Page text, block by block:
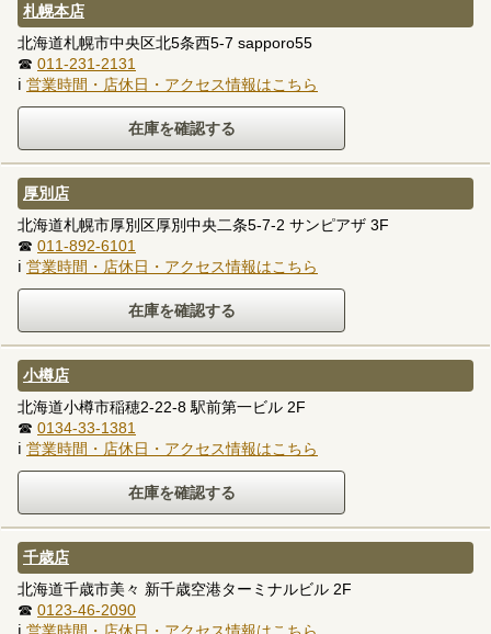
札幌本店
北海道札幌市中央区北5条西5-7 sapporo55
☎ 011-231-2131
ℹ 営業時間・店休日・アクセス情報はこちら
厚別店
北海道札幌市厚別区厚別中央二条5-7-2 サンピアザ 3F
☎ 011-892-6101
ℹ 営業時間・店休日・アクセス情報はこちら
小樽店
北海道小樽市稲穂2-22-8 駅前第一ビル 2F
☎ 0134-33-1381
ℹ 営業時間・店休日・アクセス情報はこちら
千歳店
北海道千歳市美々 新千歳空港ターミナルビル 2F
☎ 0123-46-2090